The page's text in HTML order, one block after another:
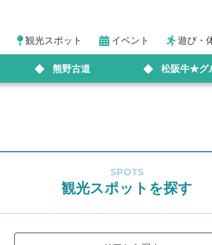
観光スポット イベント 遊び・
熊野古道 松阪牛★グ
SPOTS
観光スポットを探す